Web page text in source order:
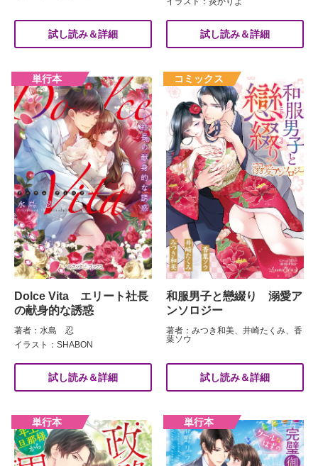
試し読み＆詳細 試し読み＆詳細
Dolce Vita エリート社長
の献身的な誘惑
著者：水島 忍
イラスト：SHABON
試し読み＆詳細
和服男子と戀綴り 溺愛ア
ンソロジー
著者：みつき和美、井崎たくみ、香
葉ソウ
試し読み＆詳細